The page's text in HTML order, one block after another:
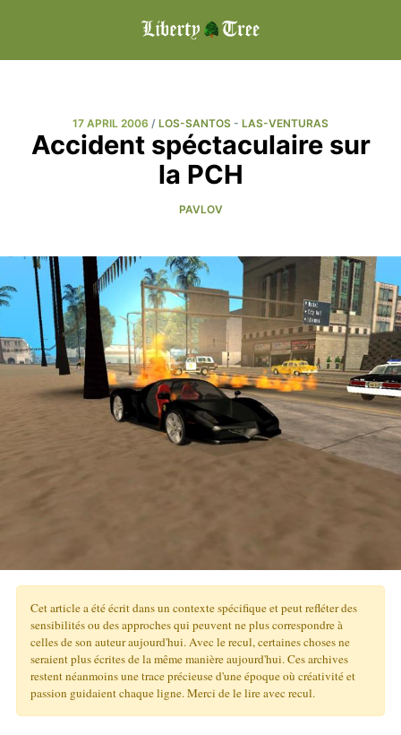
17 APRIL 2006 / LOS-SANTOS - LAS-VENTURAS
Accident spéctaculaire sur
la PCH
PAVLOV
Cet article a été écrit dans un contexte spécifique et peut refléter des
sensibilités ou des approches qui peuvent ne plus correspondre à
celles de son auteur aujourd'hui. Avec le recul, certaines choses ne
seraient plus écrites de la même manière aujourd'hui. Ces archives
restent néanmoins une trace précieuse d'une époque où créativité et
passion guidaient chaque ligne. Merci de le lire avec recul.